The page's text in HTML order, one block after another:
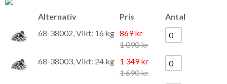
Alternativ Pris
Antal
68-38002, Vikt: 16 kg 869 kr
1 090 kr
68-38003, Vikt: 24 kg 1 349 kr
1 690 kr